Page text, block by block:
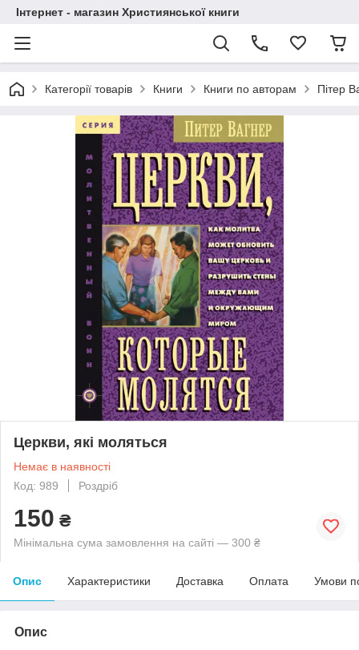
Інтернет - магазин Християнської книги
Категорії товарів Книги Книги по авторам Пітер
Церкви, які моляться
Немає в наявності
Код: 989
Роздріб
150 ₴
Мінімальна сума замовлення на сайті — 300 ₴
Опис Характеристики Доставка Оплата Умови
Опис